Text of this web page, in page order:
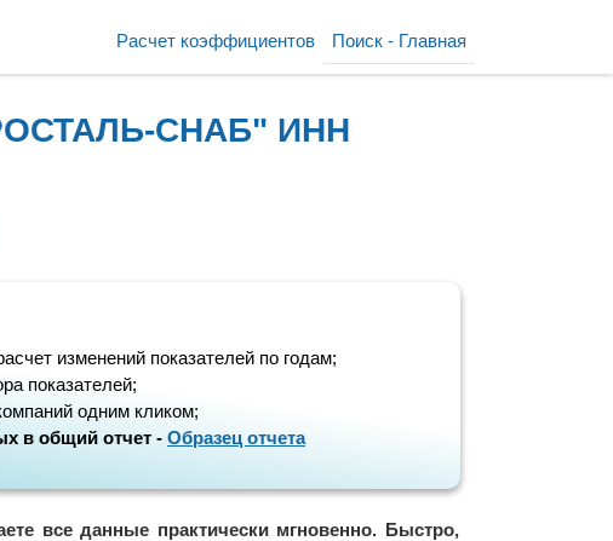
Поиск - Главная
Расчет коэффициентов
СНАБ" ИНН
изменений показателей по годам;
показателей;
одним кликом;
в общий отчет - Образец отчета
все данные практически мгновенно. Быстро,